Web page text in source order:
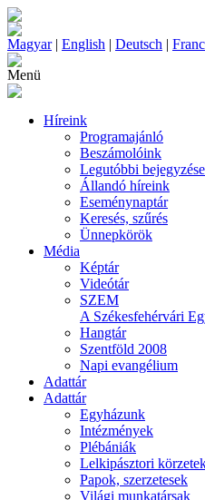
Magyar| English | Deutsch |
Menü
Híreink
Programajánló
Beszámolóink
Legutóbbi
Állandó híreink
Eseménynaptár
Keresés, szűrés
Ünnepkörök
Média
Képtár
Videótár
SZEM
A Székesfehérvári
Hangtár
Szentföld 2008
Napi evangélium
Adattár
Adattár
Egyházunk
Intézmények
Plébániák
Lelkipásztori
Papok, szerzetesek
Világi munkatársak